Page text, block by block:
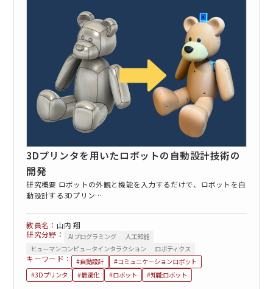
3Dプリンタを用いたロボットの自動設計技術の
開発
研究概要 ロボットの外観と機能を入力するだけで、ロボットを自
動設計する3Dプリン…
山内 翔
研究分野：
AIプログラミング
人工知能
ヒューマンコンピュータインタラクション
ロボティクス
キーワード： #自動設計
#コミュニケーションロボット
#3Dプリンタ
#最適化 #ロボット #知能ロボット